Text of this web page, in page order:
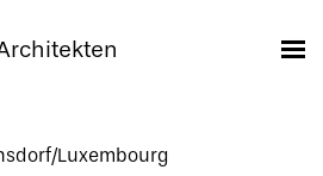
Luxembourg